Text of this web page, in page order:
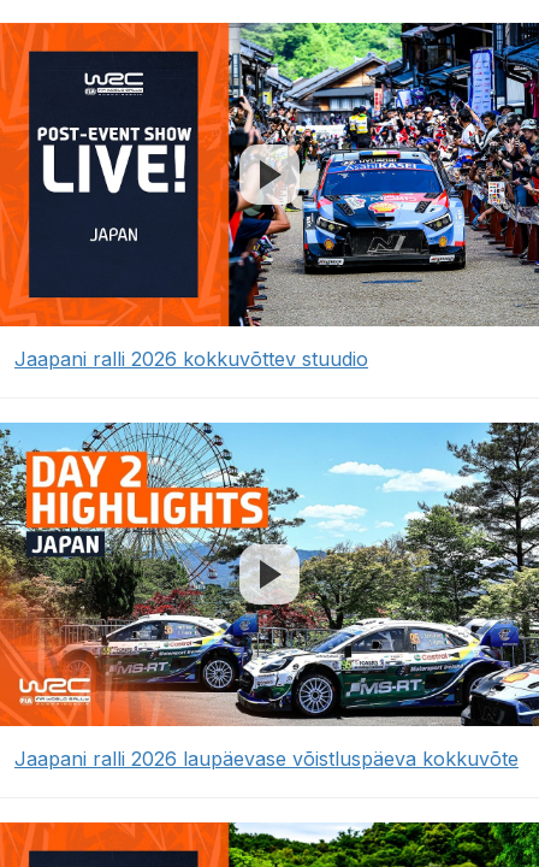
Jaapani ralli 2026 kokkuvõttev stuudio
Jaapani ralli 2026 laupäevase võistluspäeva kokkuvõte